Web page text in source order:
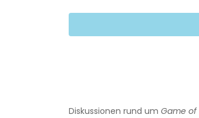
Diskussionen rund um Game of